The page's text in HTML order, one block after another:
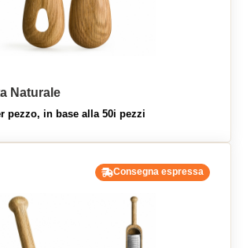
Naturale
pezzo, in base alla 50i pezzi
Consegna espressa